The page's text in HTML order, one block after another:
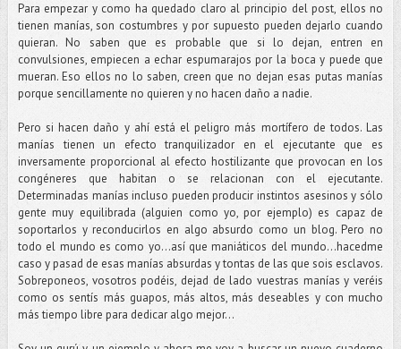
Para empezar y como ha quedado claro al principio del post, ellos no
tienen manías, son costumbres y por supuesto pueden dejarlo cuando
quieran. No saben que es probable que si lo dejan, entren en
convulsiones, empiecen a echar espumarajos por la boca y puede que
mueran. Eso ellos no lo saben, creen que no dejan esas putas manías
porque sencillamente no quieren y no hacen daño a nadie.
Pero si hacen daño y ahí está el peligro más mortífero de todos. Las
manías tienen un efecto tranquilizador en el ejecutante que es
inversamente proporcional al efecto hostilizante que provocan en los
congéneres que habitan o se relacionan con el ejecutante.
Determinadas manías incluso pueden producir instintos asesinos y sólo
gente muy equilibrada (alguien como yo, por ejemplo) es capaz de
soportarlos y reconducirlos en algo absurdo como un blog. Pero no
todo el mundo es como yo…así que maniáticos del mundo...hacedme
caso y pasad de esas manías absurdas y tontas de las que sois esclavos.
Sobreponeos, vosotros podéis, dejad de lado vuestras manías y veréis
como os sentís más guapos, más altos, más deseables y con mucho
más tiempo libre para dedicar algo mejor…